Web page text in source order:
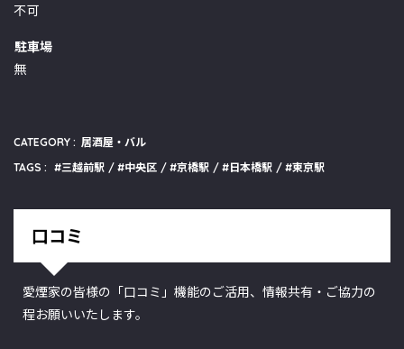
不可
駐車場
無
CATEGORY : 居酒屋・バル
TAGS :
三越前駅 中央区 京橋駅 日本橋駅 東京駅
口コミ
愛煙家の皆様の「口コミ」機能のご活用、情報共有・ご協力の
程お願いいたします。